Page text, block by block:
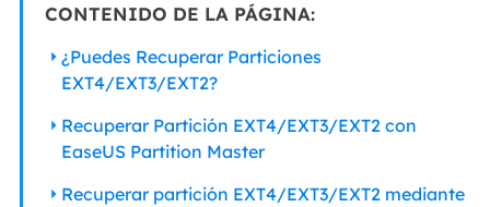
CONTENIDO DE LA PÁGINA:
¿Puedes Recuperar Particiones
EXT4/EXT3/EXT2?
Recuperar Partición EXT4/EXT3/EXT2 con
EaseUS Partition Master
Recuperar partición EXT4/EXT3/EXT2 mediante